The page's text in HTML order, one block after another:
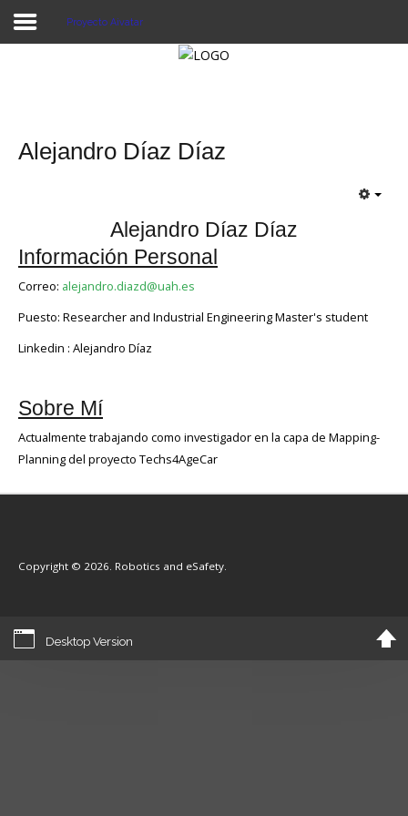
Proyecto Aivatar
Alejandro Díaz Díaz
Alejandro Díaz Díaz
Información Personal
Correo: alejandro.diazd@uah.es
Puesto: Researcher and Industrial Engineering Master's student
Linkedin : Alejandro Díaz
Sobre Mí
Actualmente trabajando como investigador en la capa de Mapping-
Planning del proyecto Techs4AgeCar
Copyright © 2026. Robotics and eSafety.
Desktop Version